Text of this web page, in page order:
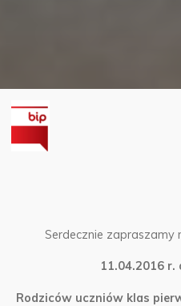
Serdecznie zapraszamy
11.04.2016 r.
Rodziców uczniów klas